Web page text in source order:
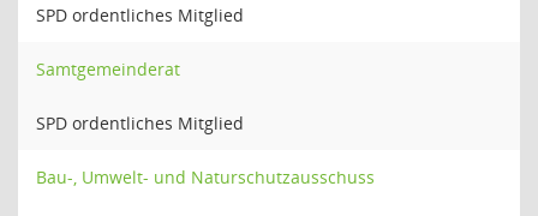
SPD ordentliches Mitglied
Samtgemeinderat
SPD ordentliches Mitglied
Bau-, Umwelt- und Naturschutzausschuss